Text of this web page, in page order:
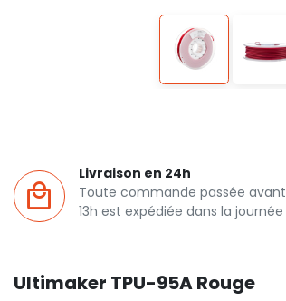
Livraison en 24h
Toute commande passée avant
13h est expédiée dans la journée
Ultimaker TPU-95A Rouge